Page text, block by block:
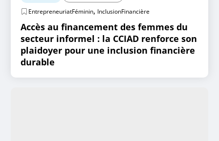
EntrepreneuriatFéminin, InclusionFinancière
Accès au financement des femmes du
secteur informel : la CCIAD renforce son
plaidoyer pour une inclusion financière
durable